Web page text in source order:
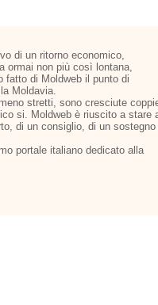
di un ritorno economico,
ormai non più così lontana,
fatto di Moldweb il punto di
Moldavia.
stretti, sono cresciute
si. Moldweb è riuscito a stare
di un consiglio, di un sostegno
portale italiano dedicato alla